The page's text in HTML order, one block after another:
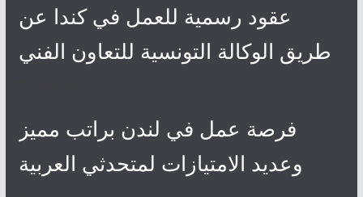
عقود رسمية للعمل في كندا عن
طريق الوكالة التونسية للتعاون الفني
فرصة عمل في لندن براتب مميز
وعديد الامتيازات لمتحدثي العربية